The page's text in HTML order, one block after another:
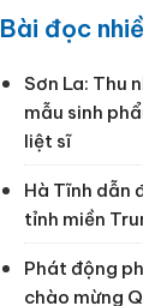
Bài đọc
Sơn La: Thu
mẫu sinh
liệt sĩ
Hà Tĩnh dẫn
tỉnh miền
Phát động
chào mừng